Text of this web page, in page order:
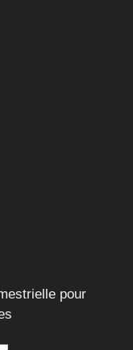
pour